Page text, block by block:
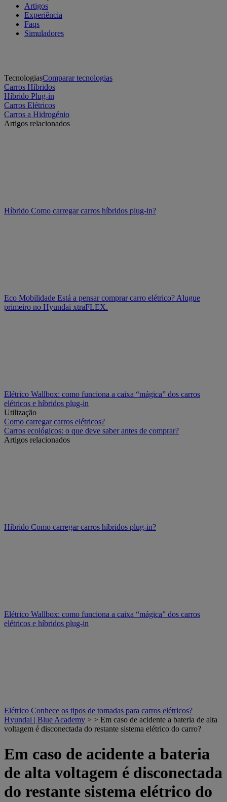
Artigos
Experiência
Faqs
Simuladores
TecnologiasComparar tecnologias
Carros Híbridos
Híbrido Plug-in
Carros Elétricos
Carros a Hidrogénio
Artigos relacionados
Híbrido Como carregar carros híbridos plug-in?
Eco Mobilidade Está a pensar comprar carro elétrico? Alugue
primeiro no Hyundai xtraFLEX.
Elétrico Wallbox: como funciona a caixa “mágica” dos carros
elétricos e híbridos plug-in
Utilização
Como carregar carros elétricos?
Carros ecológicos: o que deve saber antes de comprar?
Artigos relacionados
Híbrido Como carregar carros híbridos plug-in?
Elétrico Wallbox: como funciona a caixa “mágica” dos carros
elétricos e híbridos plug-in
Elétrico Conhece os tipos de tomadas para carros elétricos?
Hyundai | Blue Academy > > Em caso de acidente a bateria de alta
voltagem é disconectada do restante sistema elétrico do carro?
Em caso de acidente a bateria
de alta voltagem é disconectada
do restante sistema elétrico do